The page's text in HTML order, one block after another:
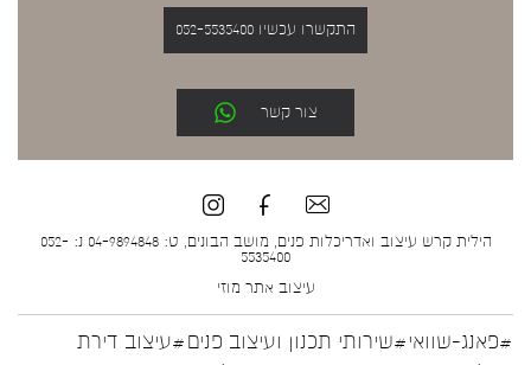
התקשרו עכשיו 052-5535400
צור קשר
הילית קרש עיצוב ואדריכלות פנים, מושב הבונים, ט: 04-9894848 נ: 052-
5535400
עיצוב אתר מוזי
#פאנג-שוואי#שירותי תכנון ועיצוב פנים#עיצוב דירת